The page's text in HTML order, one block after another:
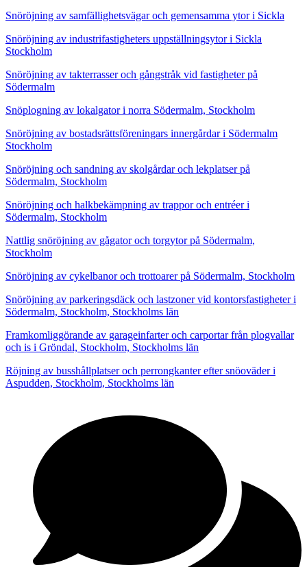
Snöröjning av samfällighetsvägar och gemensamma ytor i Sickla
Snöröjning av industrifastigheters uppställningsytor i Sickla
Stockholm
Snöröjning av takterrasser och gångstråk vid fastigheter på
Södermalm
Snöplogning av lokalgator i norra Södermalm, Stockholm
Snöröjning av bostadsrättsföreningars innergårdar i Södermalm
Stockholm
Snöröjning och sandning av skolgårdar och lekplatser på
Södermalm, Stockholm
Snöröjning och halkbekämpning av trappor och entréer i
Södermalm, Stockholm
Nattlig snöröjning av gågator och torgytor på Södermalm,
Stockholm
Snöröjning av cykelbanor och trottoarer på Södermalm, Stockholm
Snöröjning av parkeringsdäck och lastzoner vid kontorsfastigheter i
Södermalm, Stockholm, Stockholms län
Framkomliggörande av garageinfarter och carportar från plogvallar
och is i Gröndal, Stockholm, Stockholms län
Röjning av busshållplatser och perrongkanter efter snöoväder i
Aspudden, Stockholm, Stockholms län